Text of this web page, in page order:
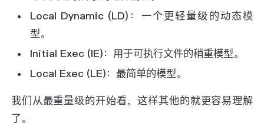
Local Dynamic (LD) ：一个更轻量级的动态模
型。
Initial Exec (IE) ：用于可执行文件的稍重模型。
Local Exec (LE) ：最简单的模型。
我们从最重量级的开始看，这样其他的就更容易理解
了。